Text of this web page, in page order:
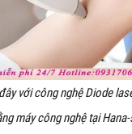
với công nghệ Diode
máy công nghệ tại